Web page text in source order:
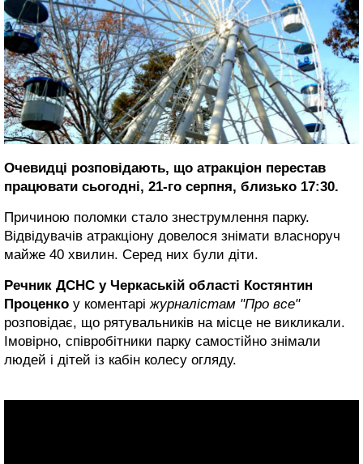
Очевидці розповідають, що атракціон перестав
працювати сьогодні, 21-го серпня, близько 17:30.
Причиною поломки стало знеструмлення парку.
Відвідувачів атракціону довелося знімати власноруч
майже 40 хвилин. Серед них були діти.
Речник ДСНС у Черкаській області Костянтин
Проценко у коментаріжурналістам "Про все"
розповідає, що рятувальників на місце не викликали.
Імовірно, співробітники парку самостійно знімали
людей і дітей із кабін колесу огляду.